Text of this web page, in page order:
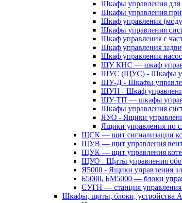
Шкафы управления для
Шкафы управления
Шкаф управления
Шкафы управления
Шкаф управления с
Шкаф управления
Шкаф управления
ШУ КНС — шкаф
ШУС (ЩУС) - Шкафы
ШУ-Д - Шкафы
ШУН - Шкаф
ШУ-ТП — шкафы
Шкафы управления
ЯУО - Ящики
Ящики управления по
ЩСК — щит сигнализации
ЩУВ — щит управления
ЩУК — щит управления
ЩУО - Щиты управления
Я5000 - Ящики управления
Б5000, БМ5000 — блоки
СУГН — станция управления
Шкафы, щиты, блоки, устройства